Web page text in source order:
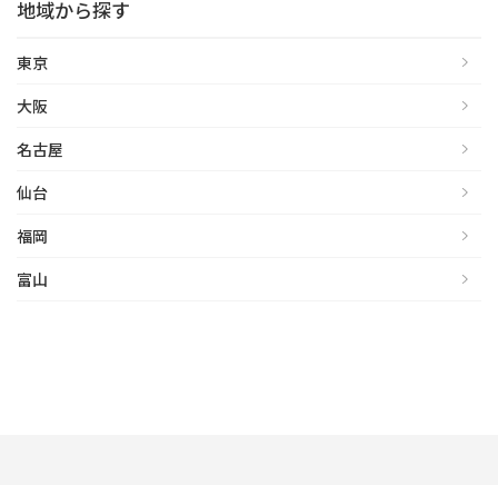
地域から探す
東京
大阪
名古屋
仙台
福岡
富山